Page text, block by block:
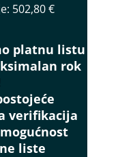
502,80 €
platnu listu
rok
verifikacija
liste